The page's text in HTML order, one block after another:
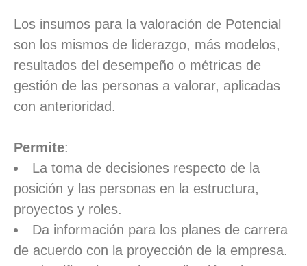
Los insumos para la valoración de Potencial
son los mismos de liderazgo, más modelos,
resultados del desempeño o métricas de
gestión de las personas a valorar, aplicadas
con anterioridad.
Permite:
La toma de decisiones respecto de la
posición y las personas en la estructura,
proyectos y roles.
Da información para los planes de carrera
de acuerdo con la proyección de la empresa.